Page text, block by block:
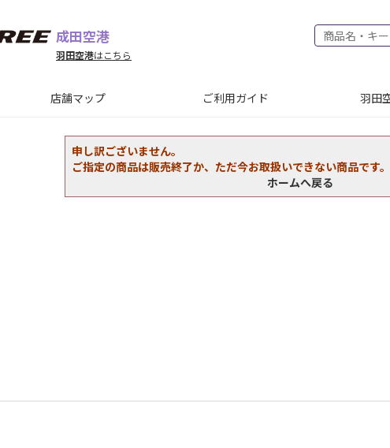
成田空港
羽田空港はこちら
店舗マップ ご利用ガイド 羽田
申し訳ございません。
ご指定の商品は販売終了か、ただ今お取扱いできない商品です。
ホームへ戻る